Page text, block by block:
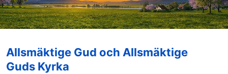
Allsmäktige Gud och Allsmäktige
Guds Kyrka